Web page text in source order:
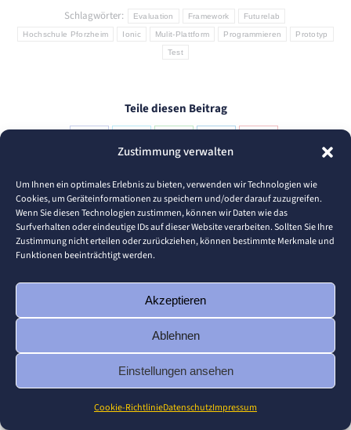
Zustimmung verwalten
Um Ihnen ein optimales Erlebnis zu bieten, verwenden wir Technologien wie
Cookies, um Geräteinformationen zu speichern und/oder darauf zuzugreifen.
Wenn Sie diesen Technologien zustimmen, können wir Daten wie das
Surfverhalten oder eindeutige IDs auf dieser Website verarbeiten. Sollten Sie Ihre
Zustimmung nicht erteilen oder zurückziehen, können bestimmte Merkmale und
Funktionen beeinträchtigt werden.
Akzeptieren
Ablehnen
Einstellungen ansehen
Cookie-RichtlinieDatenschutzImpressum
Schlagwörter:
Evaluation Framework Futurelab
Hochschule Pforzheim Ionic Mulit-Plattform Programmieren Prototyp
Test
Teile diesen Beitrag
Share
Facebook
Share
X
Share
WhatsApp
Share
LinkedInPinterest
Autor:jan.christoph
Kommentarnavigation
ZURÜCK
Vorheriger
futureLAB auf Reisen